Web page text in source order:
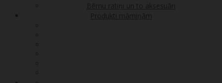
Bērnu ratiņi un to aksesuāri
Produkti māmiņām